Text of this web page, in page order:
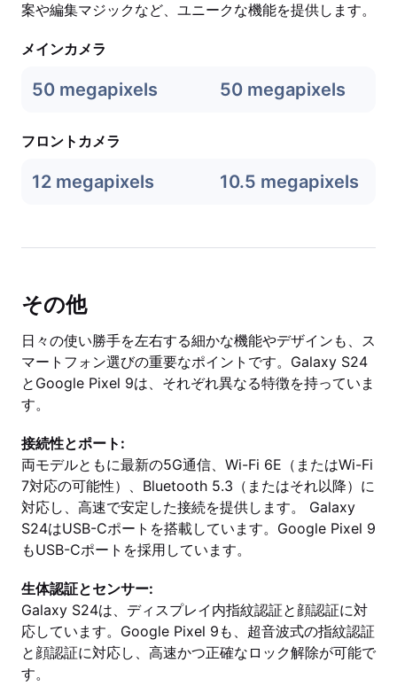
案や編集マジックなど、ユニークな機能を提供します。
メインカメラ
50 megapixels 50 megapixels
フロントカメラ
12 megapixels 10.5 megapixels
その他
日々の使い勝手を左右する細かな機能やデザインも、ス
マートフォン選びの重要なポイントです。Galaxy S24
とGoogle Pixel 9は、それぞれ異なる特徴を持っていま
す。
接続性とポート:
両モデルともに最新の5G通信、Wi-Fi 6E（またはWi-Fi
7対応の可能性）、Bluetooth 5.3（またはそれ以降）に
対応し、高速で安定した接続を提供します。 Galaxy
S24はUSB-Cポートを搭載しています。Google Pixel 9
もUSB-Cポートを採用しています。
生体認証とセンサー:
Galaxy S24は、ディスプレイ内指紋認証と顔認証に対
応しています。Google Pixel 9も、超音波式の指紋認証
と顔認証に対応し、高速かつ正確なロック解除が可能で
す。